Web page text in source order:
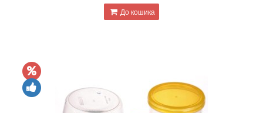
До кошика